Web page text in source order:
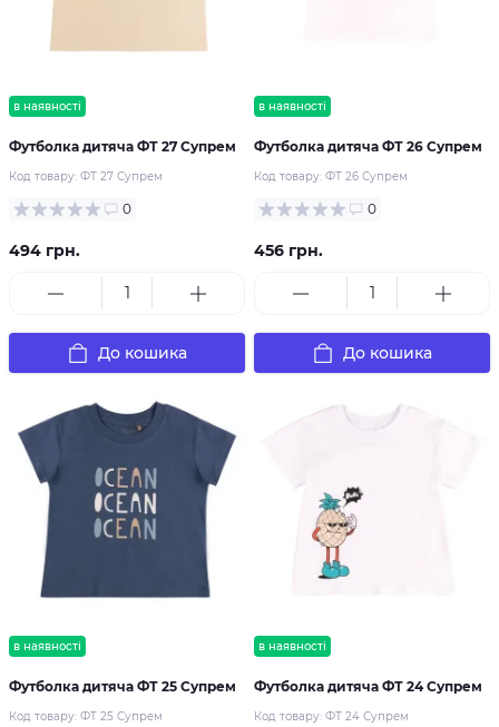
в наявності
Футболка дитяча ФТ 27 Супрем
Код товару: ФТ 27 Супрем
0
494 грн.
До кошика
в наявності
Футболка дитяча ФТ 26 Супрем
Код товару: ФТ 26 Супрем
0
456 грн.
До кошика
в наявності
Футболка дитяча ФТ 25 Супрем
Код товару: ФТ 25 Супрем
в наявності
Футболка дитяча ФТ 24 Супрем
Код товару: ФТ 24 Супрем